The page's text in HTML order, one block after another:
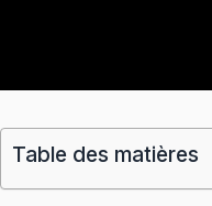
Table des matières